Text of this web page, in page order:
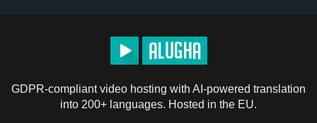
GDPR-compliant video hosting with AI-powered translation
into 200+ languages. Hosted in the EU.